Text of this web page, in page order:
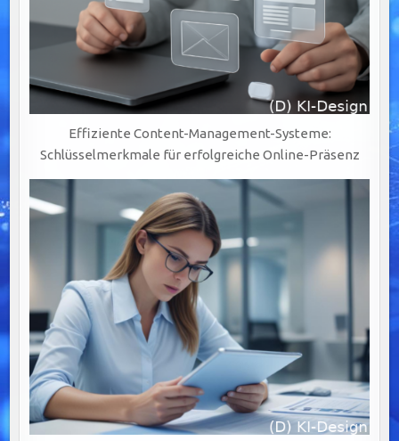
Effiziente Content-Management-Systeme:
Schlüsselmerkmale für erfolgreiche Online-Präsenz